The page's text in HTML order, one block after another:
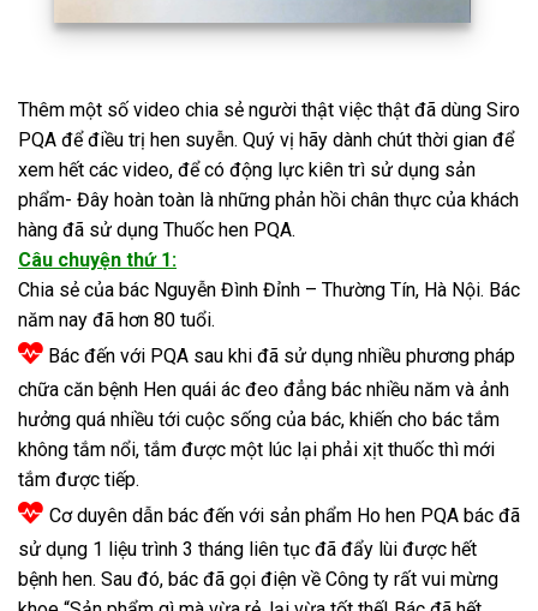
Thêm một số video chia sẻ người thật việc thật đã dùng Siro
PQA để điều trị hen suyễn. Quý vị hãy dành chút thời gian để
xem hết các video, để có động lực kiên trì sử dụng sản
phẩm- Đây hoàn toàn là những phản hồi chân thực của khách
hàng đã sử dụng Thuốc hen PQA.
Câu chuyện thứ 1:
Chia sẻ của bác Nguyễn Đình Đỉnh – Thường Tín, Hà Nội. Bác
năm nay đã hơn 80 tuổi.
Bác đến với PQA sau khi đã sử dụng nhiều phương pháp
chữa căn bệnh Hen quái ác đeo đẳng bác nhiều năm và ảnh
hưởng quá nhiều tới cuộc sống của bác, khiến cho bác tắm
không tắm nổi, tắm được một lúc lại phải xịt thuốc thì mới
tắm được tiếp.
Cơ duyên dẫn bác đến với sản phẩm Ho hen PQA bác đã
sử dụng 1 liệu trình 3 tháng liên tục đã đẩy lùi được hết
bệnh hen. Sau đó, bác đã gọi điện về Công ty rất vui mừng